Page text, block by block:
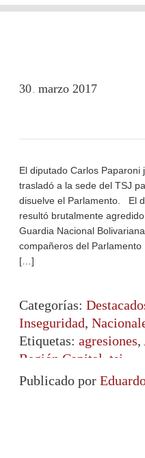
30 marzo 2017
El diputado Carlos
trasladó a la sede del TSJ
disuelve el Parlamento. El
resultó brutalmente
Guardia Nacional
compañeros del
[…]
Categorías:
Inseguridad,
Etiquetas: agresiones,
Región Capital tsj
Publicado por